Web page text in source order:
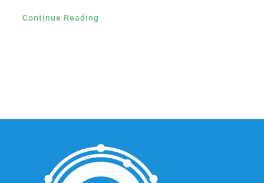
Continue Reading